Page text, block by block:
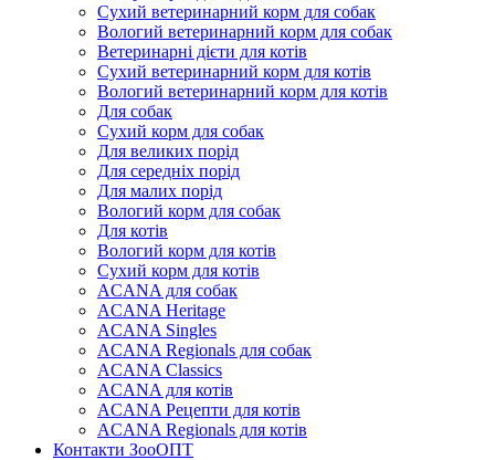
Сухий ветеринарний корм для собак
Вологий ветеринарний корм для собак
Ветеринарні дієти для котів
Сухий ветеринарний корм для котів
Вологий ветеринарний корм для котів
Для собак
Сухий корм для собак
Для великих порід
Для середніх порід
Для малих порід
Вологий корм для собак
Для котів
Вологий корм для котів
Сухий корм для котів
ACANA для собак
ACANA Heritage
ACANA Singles
ACANA Regionals для собак
ACANA Classics
ACANA для котів
ACANA Рецепти для котів
ACANA Regionals для котів
Контакти ЗооОПТ